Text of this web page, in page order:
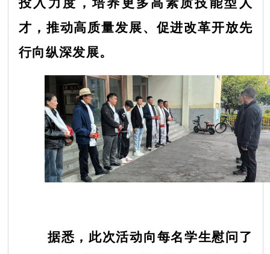
才，推动高质量发展、促进改革开放先
行向纵深发展。
据悉，此次活动向每名学生慰问了